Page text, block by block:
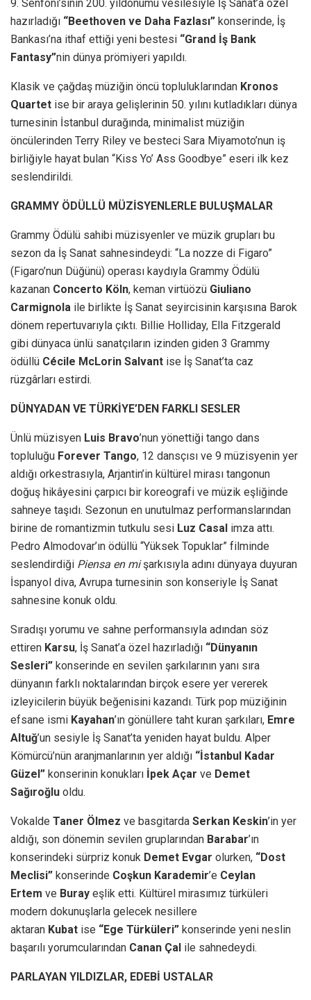
9. Senfoni’sinin 200. yıldönümü vesilesiyle İş Sanat’a özel
hazırladığı “Beethoven ve Daha Fazlası” konserinde, İş
Bankası’na ithaf ettiği yeni bestesi “Grand İş Bank
Fantasy”nin dünya prömiyeri yapıldı.
Klasik ve çağdaş müziğin öncü topluluklarından Kronos
Quartet ise bir araya gelişlerinin 50. yılını kutladıkları dünya
turnesinin İstanbul durağında, minimalist müziğin
öncülerinden Terry Riley ve besteci Sara Miyamoto’nun iş
birliğiyle hayat bulan “Kiss Yo’ Ass Goodbye” eseri ilk kez
seslendirildi.
GRAMMY ÖDÜLLÜ MÜZİSYENLERLE BULUŞMALAR
Grammy Ödülü sahibi müzisyenler ve müzik grupları bu
sezon da İş Sanat sahnesindeydi: “La nozze di Figaro”
(Figaro’nun Düğünü) operası kaydıyla Grammy Ödülü
kazanan Concerto Köln, keman virtüözü Giuliano
Carmignola ile birlikte İş Sanat seyircisinin karşısına Barok
dönem repertuvarıyla çıktı. Billie Holliday, Ella Fitzgerald
gibi dünyaca ünlü sanatçıların izinden giden 3 Grammy
ödüllü Cécile McLorin Salvant ise İş Sanat’ta caz
rüzgârları estirdi.
DÜNYADAN VE TÜRKİYE’DEN FARKLI SESLER
Ünlü müzisyen Luis Bravo’nun yönettiği tango dans
topluluğu Forever Tango, 12 dansçısı ve 9 müzisyenin yer
aldığı orkestrasıyla, Arjantin’in kültürel mirası tangonun
doğuş hikâyesini çarpıcı bir koreografi ve müzik eşliğinde
sahneye taşıdı. Sezonun en unutulmaz performanslarından
birine de romantizmin tutkulu sesi Luz Casal imza attı.
Pedro Almodovar’ın ödüllü “Yüksek Topuklar” filminde
seslendirdiği Piensa en mişarkısıyla adını dünyaya duyuran
İspanyol diva, Avrupa turnesinin son konseriyle İş Sanat
sahnesine konuk oldu.
Sıradışı yorumu ve sahne performansıyla adından söz
ettiren Karsu, İş Sanat’a özel hazırladığı “Dünyanın
Sesleri” konserinde en sevilen şarkılarının yanı sıra
dünyanın farklı noktalarından birçok esere yer vererek
izleyicilerin büyük beğenisini kazandı. Türk pop müziğinin
efsane ismi Kayahan’ın gönüllere taht kuran şarkıları, Emre
Altuğ’un sesiyle İş Sanat’ta yeniden hayat buldu. Alper
Kömürcü’nün aranjmanlarının yer aldığı “İstanbul Kadar
Güzel” konserinin konukları İpek Açar ve Demet
Sağıroğlu oldu.
Vokalde Taner Ölmez ve basgitarda Serkan Keskin’in yer
aldığı, son dönemin sevilen gruplarından Barabar’ın
konserindeki sürpriz konuk Demet Evgar olurken, “Dost
Meclisi” konserinde Coşkun Karademir’e Ceylan
Ertem ve Buray eşlik etti. Kültürel mirasımız türküleri
modern dokunuşlarla gelecek nesillere
aktaran Kubat ise “Ege Türküleri” konserinde yeni neslin
başarılı yorumcularından Canan Çal ile sahnedeydi.
PARLAYAN YILDIZLAR, EDEBİ USTALAR